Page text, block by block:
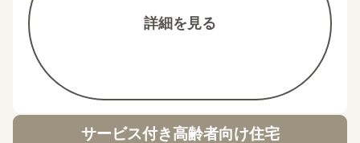
詳細を見る
サービス付き高齢者向け住宅